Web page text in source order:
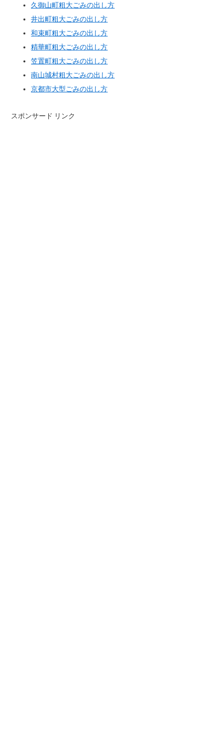
久御山町粗大ごみの出し方
井出町粗大ごみの出し方
和束町粗大ごみの出し方
精華町粗大ごみの出し方
笠置町粗大ごみの出し方
南山城村粗大ごみの出し方
京都市大型ごみの出し方
スポンサード リンク